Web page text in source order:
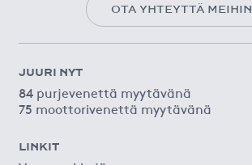
OTA YHTEYTTÄ MEIHIN
JUURI NYT
84 purjevenettä myytävänä
75 moottorivenettä myytävänä
LINKIT